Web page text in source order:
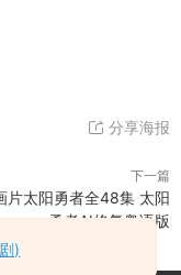
分享海报
下一篇
片太阳勇者全48集 太阳
勇者AI修复粤语版
)